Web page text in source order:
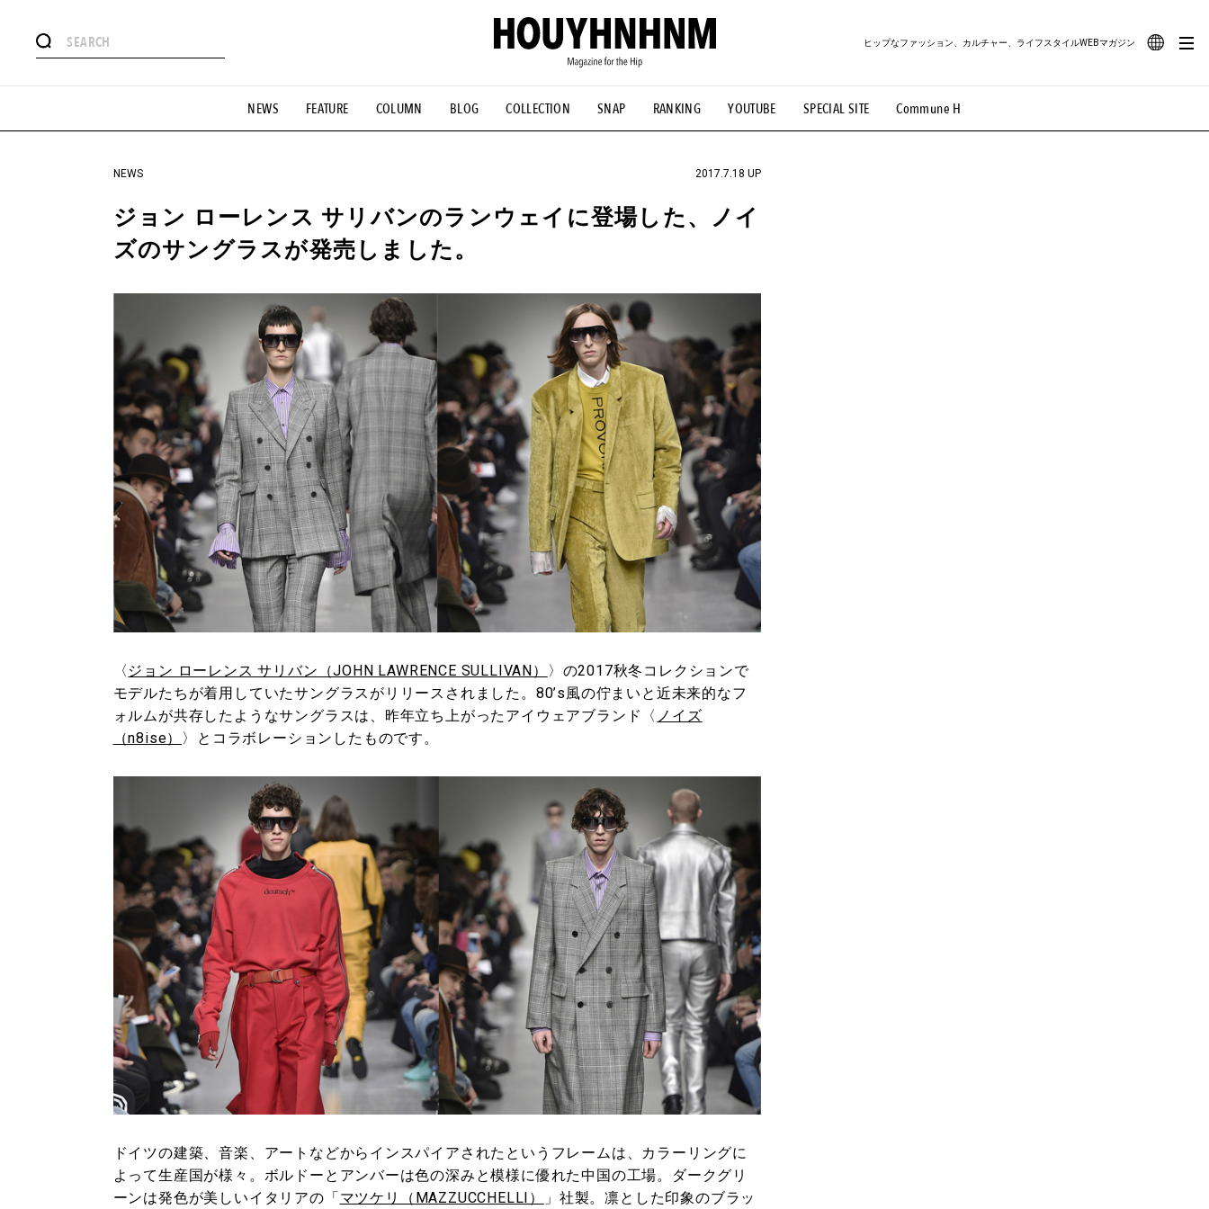
NEWS FEATURE COLUMN BLOG COLLECTION SNAP RANKING YOUTUBE SPECIAL SITE Commune H
ヒップなファッション、カルチャー、ライフスタイルWEBマガジン
#憧れの逸品 #ESSENTIAL DESIGNS #古着サミット #NEW VINTAGE #マイナーグッド図鑑 #路地裏てぃーん。 #MONTHLY JOURNAL
#GH 銘品の所以 #フイナムのYouTube #Commune H #FOCUS IT #AH.H #ととけん #FASHION #MUSIC #MOVIE #LIFESTYLE #SNEAKER #OUTDOOR
#HANDSOME HANDBOOK
NEWS 2017.7.18 UP
ジョン ローレンス サリバンのランウェイに登場した、ノイ
ズのサングラスが発売しました。
〈 ジョン ローレンス サリバン（JOHN LAWRENCE SULLIVAN）
〉の2017秋冬コレクションで
モデルたちが着用していたサングラスがリリースされました。80’s風の佇まいと近未来的なフ
ォルムが共存したようなサングラスは、昨年立ち上がったアイウェアブランド〈 ノイズ
（n8ise） 〉とコラボレーションしたものです。
ドイツの建築、音楽、アートなどからインスパイアされたというフレームは、カラーリングに
よって生産国が様々。ボルドーとアンバーは色の深みと模様に優れた中国の工場。ダークグリ
ーンは発色が美しいイタリアの「マツケリ（MAZZUCCHELLI） 」社製。凛とした印象のブラッ